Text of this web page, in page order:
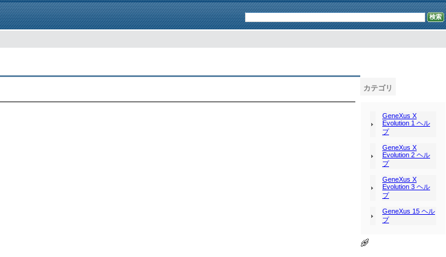
カテゴリ
GeneXus X
Evolution 1 ヘル
プ
GeneXus X
Evolution 2 ヘル
プ
GeneXus X
Evolution 3 ヘル
プ
GeneXus 15 ヘル
プ